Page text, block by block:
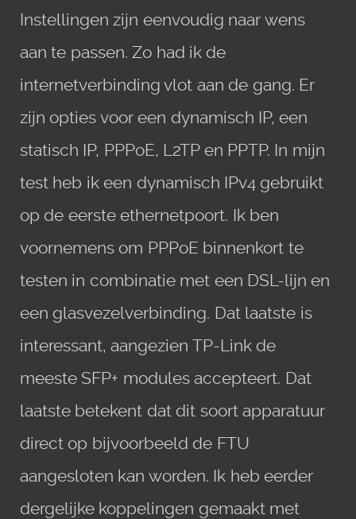
Instellingen zijn eenvoudig naar wens
aan te passen. Zo had ik de
internetverbinding vlot aan de gang. Er
zijn opties voor een dynamisch IP, een
statisch IP, PPPoE, L2TP en PPTP. In mijn
test heb ik een dynamisch IPv4 gebruikt
op de eerste ethernetpoort. Ik ben
voornemens om PPPoE binnenkort te
testen in combinatie met een DSL-lijn en
een glasvezelverbinding. Dat laatste is
interessant, aangezien TP-Link de
meeste SFP+ modules accepteert. Dat
laatste betekent dat dit soort apparatuur
direct op bijvoorbeeld de FTU
aangesloten kan worden. Ik heb eerder
dergelijke koppelingen gemaakt met